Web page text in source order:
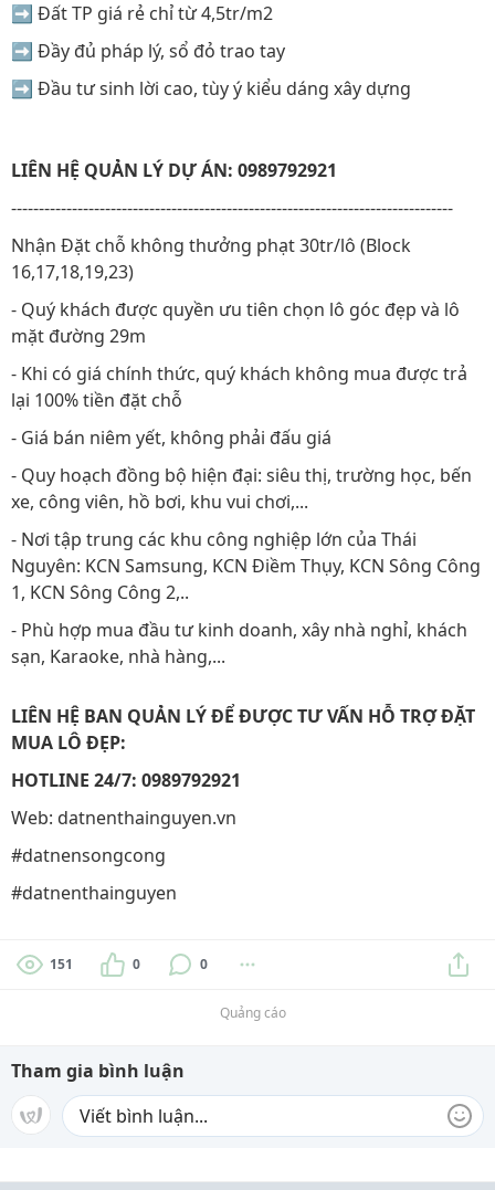
➡️ Đất TP giá rẻ chỉ từ 4,5tr/m2
➡️ Đầy đủ pháp lý, sổ đỏ trao tay
➡️ Đầu tư sinh lời cao, tùy ý kiểu dáng xây dựng
LIÊN HỆ QUẢN LÝ DỰ ÁN: 0989792921
--------------------------------------------------------------------------------
Nhận Đặt chỗ không thưởng phạt 30tr/lô (Block
16,17,18,19,23)
- Quý khách được quyền ưu tiên chọn lô góc đẹp và lô
mặt đường 29m
- Khi có giá chính thức, quý khách không mua được trả
lại 100% tiền đặt chỗ
- Giá bán niêm yết, không phải đấu giá
- Quy hoạch đồng bộ hiện đại: siêu thị, trường học, bến
xe, công viên, hồ bơi, khu vui chơi,...
- Nơi tập trung các khu công nghiệp lớn của Thái
Nguyên: KCN Samsung, KCN Điềm Thụy, KCN Sông Công
1, KCN Sông Công 2,..
- Phù hợp mua đầu tư kinh doanh, xây nhà nghỉ, khách
sạn, Karaoke, nhà hàng,...
LIÊN HỆ BAN QUẢN LÝ ĐỂ ĐƯỢC TƯ VẤN HỖ TRỢ ĐẶT
MUA LÔ ĐẸP:
HOTLINE 24/7: 0989792921
Web: datnenthainguyen.vn
#datnensongcong
#datnenthainguyen
151 0 0
Quảng cáo
Tham gia bình luận